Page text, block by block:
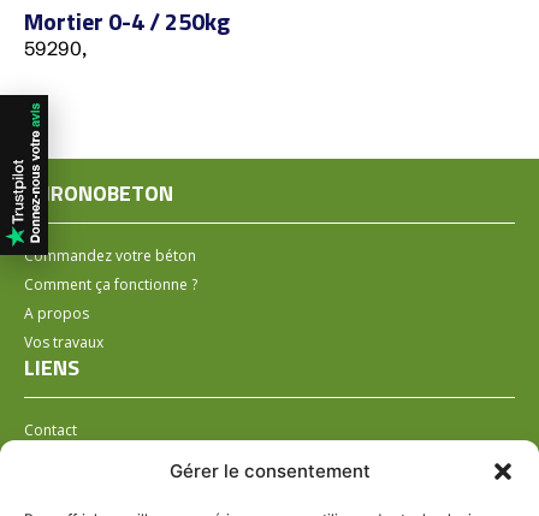
Gérer le consentement
Mortier 0-4 / 250kg
59290,
CHRONOBETON
Commandez votre béton
Comment ça fonctionne ?
A propos
Vos travaux
LIENS
Contact